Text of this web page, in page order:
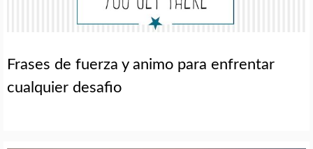
Frases de fuerza y animo para enfrentar
cualquier desafio